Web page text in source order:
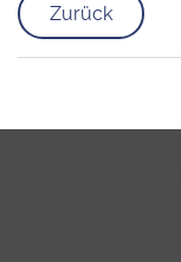
Zurück